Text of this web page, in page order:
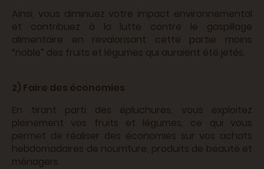
Ainsi, vous diminuez votre impact environnemental
et contribuez à la lutte contre le gaspillage
alimentaire en revalorisant cette partie moins
“noble” des fruits et légumes qui auraient été jetés.
2) Faire des économies
En tirant parti des épluchures, vous exploitez
pleinement vos fruits et légumes, ce qui vous
permet de réaliser des économies sur vos achats
hebdomadaires de nourriture, produits de beauté et
ménagers.